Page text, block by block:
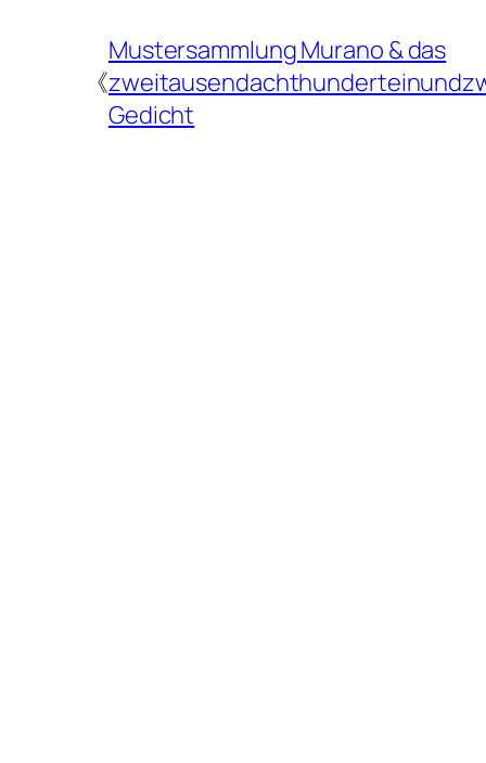
《
Mustersammlung Murano & das
Gedicht